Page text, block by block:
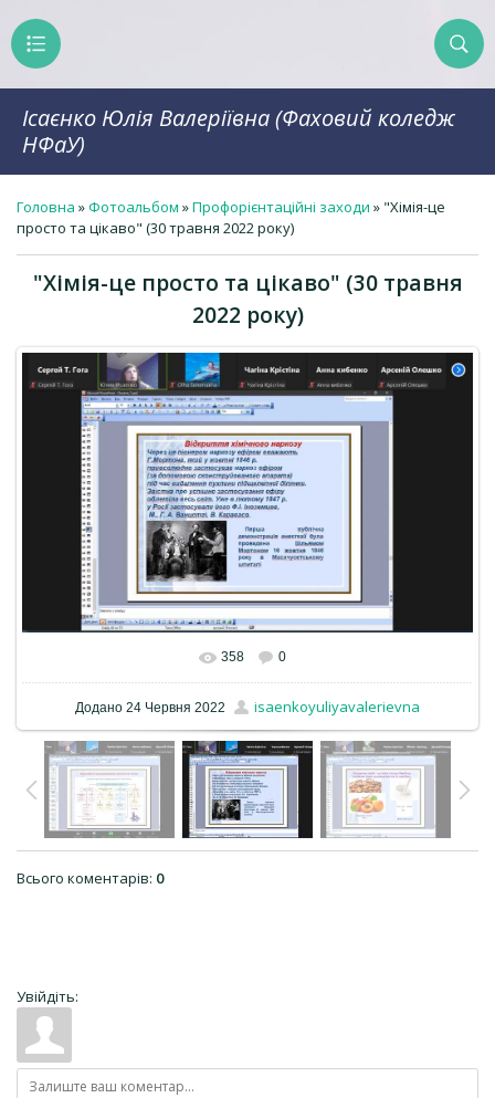
Ісаєнко Юлія Валеріївна (Фаховий коледж
НФаУ)
Головна »Фотоальбом »Профорієнтаційні заходи » "Хімія-це
просто та цікаво" (30 травня 2022 року)
"Хімія-це просто та цікаво" (30 травня
2022 року)
358 0
Додано 24 Червня 2022 isaenkoyuliyavalerievna
Всього коментарів: 0
Увійдіть: